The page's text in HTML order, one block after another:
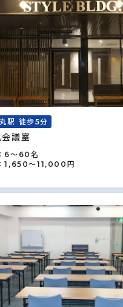
駅 徒歩5分
議室
6～60名
1,650～11,000円